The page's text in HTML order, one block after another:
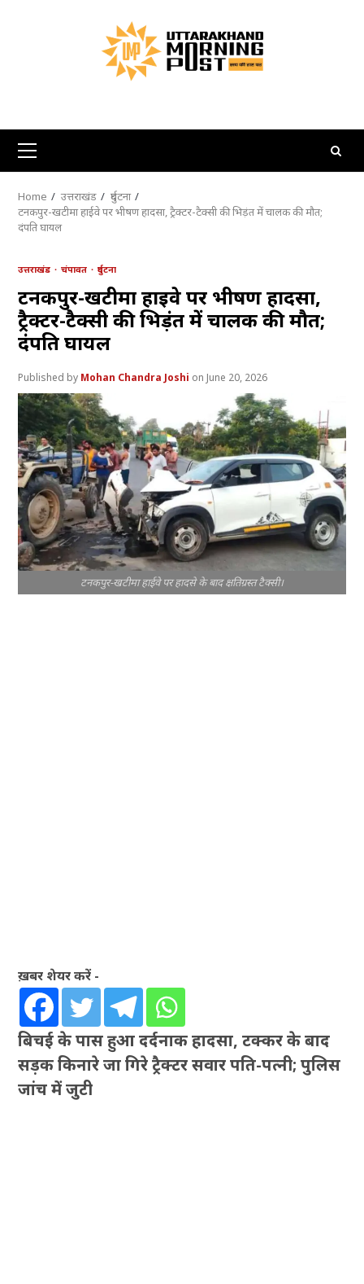
Primary
Menu
Home उत्तराखंड
दुर्घटना
टनकपुर-खटीमा हाईवे पर भीषण हादसा, ट्रैक्टर-टैक्सी की भिड़ंत में चालक की मौत;
दंपति घायल
उत्तराखंड चंपावत दुर्घटना
टनकपुर-खटीमा हाईवे पर भीषण हादसा,
ट्रैक्टर-टैक्सी की भिड़ंत में चालक की मौत;
दंपति घायल
Mohan Chandra Joshi June 20, 2026
टनकपुर-खटीमा हाईवे पर हादसे के बाद क्षतिग्रस्त टैक्सी।
ख़बर शेयर करें -
बिचई के पास हुआ दर्दनाक हादसा, टक्कर के बाद
सड़क किनारे जा गिरे ट्रैक्टर सवार पति-पत्नी; पुलिस
जांच में जुटी